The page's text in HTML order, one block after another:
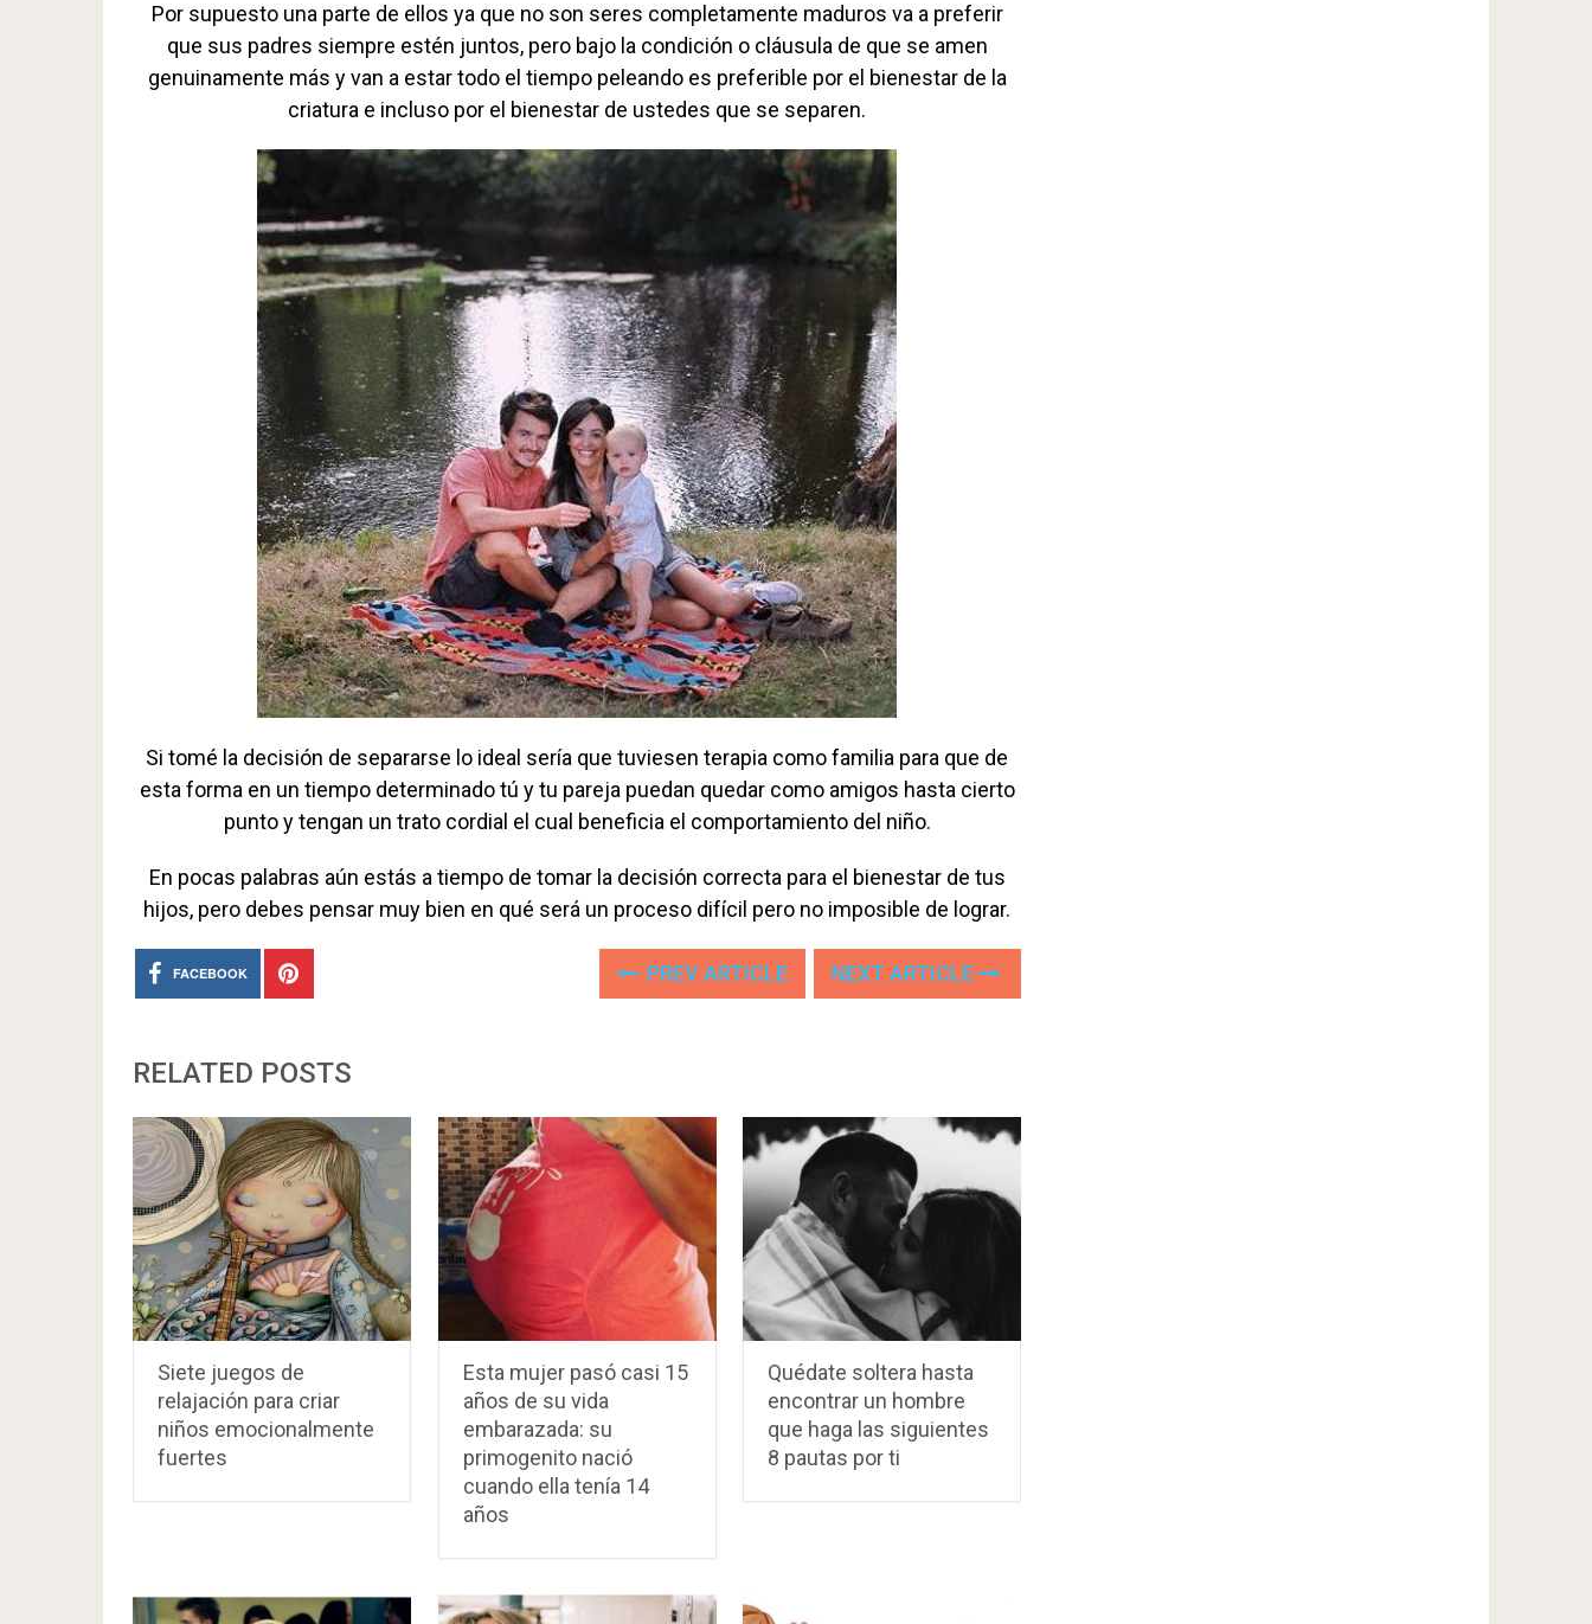
Por supuesto una parte de ellos ya que no son seres completamente maduros va a preferir
que sus padres siempre estén juntos, pero bajo la condición o cláusula de que se amen
genuinamente más y van a estar todo el tiempo peleando es preferible por el bienestar de la
criatura e incluso por el bienestar de ustedes que se separen.
Si tomé la decisión de separarse lo ideal sería que tuviesen terapia como familia para que de
esta forma en un tiempo determinado tú y tu pareja puedan quedar como amigos hasta cierto
punto y tengan un trato cordial el cual beneficia el comportamiento del niño.
En pocas palabras aún estás a tiempo de tomar la decisión correcta para el bienestar de tus
hijos, pero debes pensar muy bien en qué será un proceso difícil pero no imposible de lograr.
FACEBOOK PREV ARTICLE NEXT ARTICLE
RELATED POSTS
Siete juegos de
relajación para criar
niños emocionalmente
fuertes
Esta mujer pasó casi 15
años de su vida
embarazada: su
primogenito nació
cuando ella tenía 14
años
Quédate soltera hasta
encontrar un hombre
que haga las siguientes
8 pautas por ti